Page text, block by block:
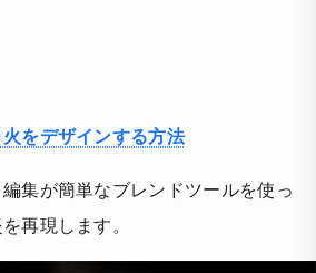
をデザインする方法
集が簡単なブレンドツールを使っ
再現します。